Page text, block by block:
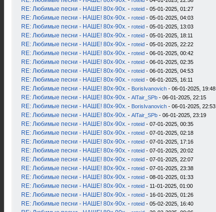
RE: Любимые песни - НАШЕ! 80х-90х. - roteid - 05-01-2025, 01:27
RE: Любимые песни - НАШЕ! 80х-90х. - roteid - 05-01-2025, 04:03
RE: Любимые песни - НАШЕ! 80х-90х. - roteid - 05-01-2025, 13:03
RE: Любимые песни - НАШЕ! 80х-90х. - roteid - 05-01-2025, 18:11
RE: Любимые песни - НАШЕ! 80х-90х. - roteid - 05-01-2025, 22:22
RE: Любимые песни - НАШЕ! 80х-90х. - roteid - 06-01-2025, 00:42
RE: Любимые песни - НАШЕ! 80х-90х. - roteid - 06-01-2025, 02:35
RE: Любимые песни - НАШЕ! 80х-90х. - roteid - 06-01-2025, 04:53
RE: Любимые песни - НАШЕ! 80х-90х. - roteid - 06-01-2025, 16:11
RE: Любимые песни - НАШЕ! 80х-90х. - BorisIvanovich - 06-01-2025, 19:48
RE: Любимые песни - НАШЕ! 80х-90х. - AlTair_SPb - 06-01-2025, 22:15
RE: Любимые песни - НАШЕ! 80х-90х. - BorisIvanovich - 06-01-2025, 22:53
RE: Любимые песни - НАШЕ! 80х-90х. - AlTair_SPb - 06-01-2025, 23:19
RE: Любимые песни - НАШЕ! 80х-90х. - roteid - 07-01-2025, 00:35
RE: Любимые песни - НАШЕ! 80х-90х. - roteid - 07-01-2025, 02:18
RE: Любимые песни - НАШЕ! 80х-90х. - roteid - 07-01-2025, 17:16
RE: Любимые песни - НАШЕ! 80х-90х. - roteid - 07-01-2025, 20:02
RE: Любимые песни - НАШЕ! 80х-90х. - roteid - 07-01-2025, 22:07
RE: Любимые песни - НАШЕ! 80х-90х. - roteid - 07-01-2025, 23:38
RE: Любимые песни - НАШЕ! 80х-90х. - roteid - 08-01-2025, 01:33
RE: Любимые песни - НАШЕ! 80х-90х. - roteid - 11-01-2025, 01:00
RE: Любимые песни - НАШЕ! 80х-90х. - roteid - 16-01-2025, 01:26
RE: Любимые песни - НАШЕ! 80х-90х. - roteid - 05-02-2025, 16:40